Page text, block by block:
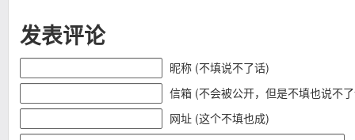
发表评论
昵称 (不填说不了话)
信箱 (不会被公开，但是不填也说不
网址 (这个不填也成)